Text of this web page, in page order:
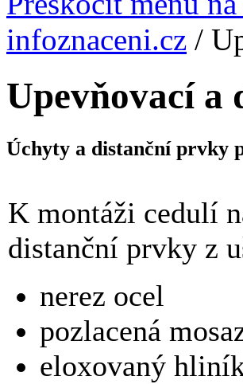
infoznaceni.cz /
Upevňovací a
Úchyty a distanční prvky
K montáži cedulí
distanční prvky z
nerez ocel
pozlacená
eloxovaný